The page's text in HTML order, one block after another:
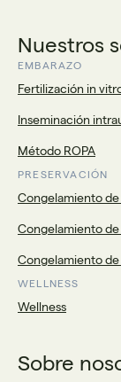
Nuestros
EMBARAZO
Fertilización in
Inseminación
Método ROPA
PRESERVACIÓN
Congelamiento de
Congelamiento
Congelamiento
WELLNESS
Wellness
Sobre